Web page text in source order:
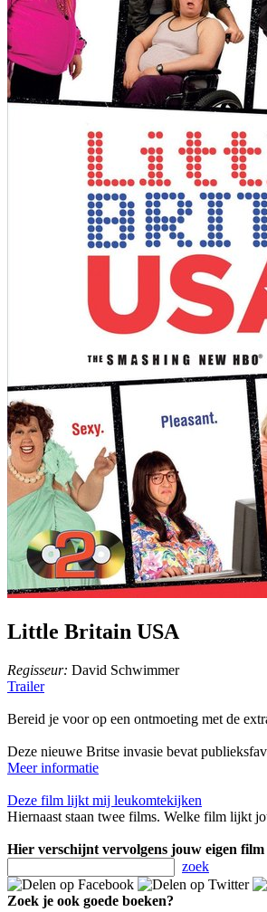
Little Britain USA
Regisseur: David Schwimmer
Trailer
Bereid je voor op een ontmoeting met de
Deze nieuwe Britse invasie bevat
Meer informatie
Deze film lijkt mij leukomtekijken
Hiernaast staan twee films. Welke film lijkt
Hier verschijnt vervolgens jouw eigen
zoek
Zoek je ook goede boeken?